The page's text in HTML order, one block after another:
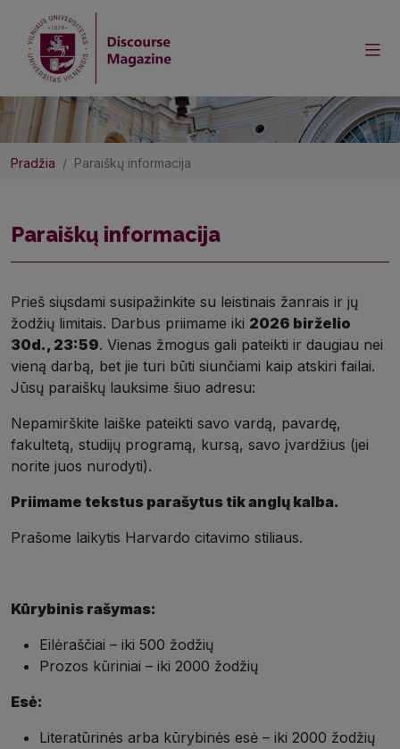
Pradžia Paraiškų informacija
Paraiškų informacija
Prieš siųsdami susipažinkite su leistinais žanrais ir jų
žodžių limitais. Darbus priimame iki 2026 birželio
30d., 23:59. Vienas žmogus gali pateikti ir daugiau nei
vieną darbą, bet jie turi būti siunčiami kaip atskiri failai.
Jūsų paraiškų lauksime šiuo adresu:
Nepamirškite laiške pateikti savo vardą, pavardę,
fakultetą, studijų programą, kursą, savo įvardžius (jei
norite juos nurodyti).
Priimame tekstus parašytus tik anglų kalba.
Prašome laikytis Harvardo citavimo stiliaus.
Kūrybinis rašymas:
Eilėraščiai – iki 500 žodžių
Prozos kūriniai – iki 2000 žodžių
Esė:
Literatūrinės arba kūrybinės esė – iki 2000 žodžių